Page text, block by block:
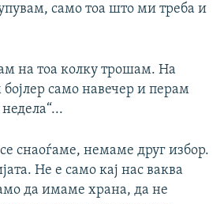
само тоа што ми треба и
на тоа колку трошам. На
само навечер и перам
снаоѓаме, немаме друг избор.
Не е само кај нас ваква
да имаме храна, да не